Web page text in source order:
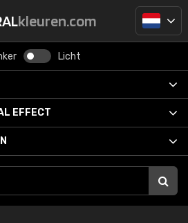
kleuren.com
Licht
EFFECT